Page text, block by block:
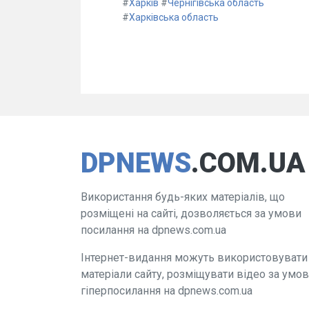
#Харків #Чернігівська область
#Харківська область
DPNEWS.COM.UA
Використання будь-яких матеріалів, що
розміщені на сайті, дозволяється за умови
посилання на dpnews.com.ua
Інтернет-видання можуть використовувати
матеріали сайту, розміщувати відео за
гіперпосилання на dpnews.com.ua